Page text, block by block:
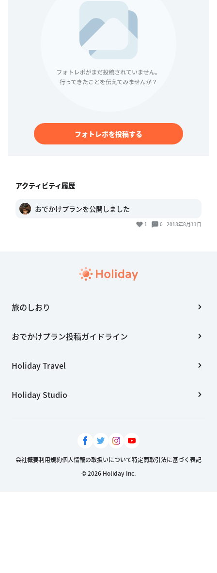
フォトレポを投稿する
アクティビティ履歴
おでかけプランを公開しました
1 0 2018年8月11日
旅のしおり
おでかけプラン投稿ガイドライン
Holiday Travel
Holiday Studio
会社概要利用規約個人情報の取扱いについて特定商取引法に基づく表記
© 2026 Holiday Inc.